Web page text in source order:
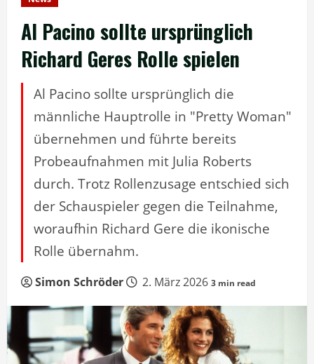
Al Pacino sollte ursprünglich
Richard Geres Rolle spielen
Al Pacino sollte ursprünglich die
männliche Hauptrolle in "Pretty Woman"
übernehmen und führte bereits
Probeaufnahmen mit Julia Roberts
durch. Trotz Rollenzusage entschied sich
der Schauspieler gegen die Teilnahme,
woraufhin Richard Gere die ikonische
Rolle übernahm.
Simon Schröder 2. März 2026 3 min read